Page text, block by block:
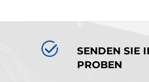
SENDEN SIE
PROBEN